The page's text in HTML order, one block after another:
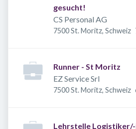
gesucht!
CS Personal AG
7500 St. Moritz, Schweiz
Runner - St Moritz
EZ Service Srl
7500 St. Moritz, Schweiz
Lehrstelle Logistiker/-